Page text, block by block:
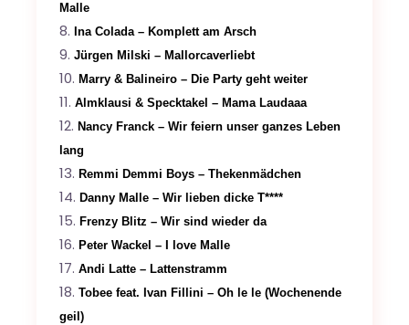
Malle
Ina Colada – Komplett am Arsch
Jürgen Milski – Mallorcaverliebt
Marry & Balineiro – Die Party geht weiter
Almklausi & Specktakel – Mama Laudaaa
Nancy Franck – Wir feiern unser ganzes Leben
lang
Remmi Demmi Boys – Thekenmädchen
Danny Malle – Wir lieben dicke T****
Frenzy Blitz – Wir sind wieder da
Peter Wackel – I love Malle
Andi Latte – Lattenstramm
Tobee feat. Ivan Fillini – Oh le le (Wochenende
geil)